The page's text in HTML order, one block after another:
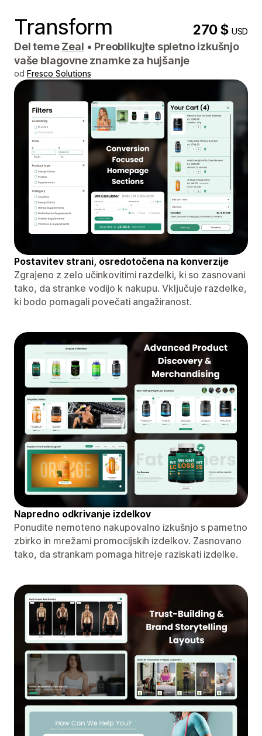
Transform 270 $USD
Del temeZeal • Preoblikujte spletno izkušnjo
vaše blagovne znamke za hujšanje
od Fresco Solutions
Postavitev strani, osredotočena na konverzije
Zgrajeno z zelo učinkovitimi razdelki, ki so zasnovani
tako, da stranke vodijo k nakupu. Vključuje razdelke,
ki bodo pomagali povečati angažiranost.
Napredno odkrivanje izdelkov
Ponudite nemoteno nakupovalno izkušnjo s pametno
zbirko in mrežami promocijskih izdelkov. Zasnovano
tako, da strankam pomaga hitreje raziskati izdelke.